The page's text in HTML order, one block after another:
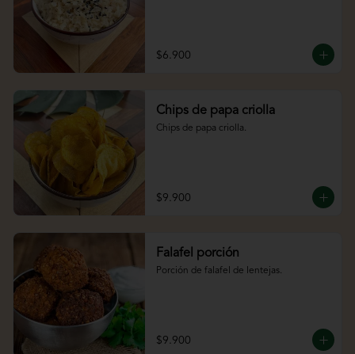
$6.900
Chips de papa criolla
Chips de papa criolla.
$9.900
Falafel porción
Porción de falafel de lentejas.
$9.900